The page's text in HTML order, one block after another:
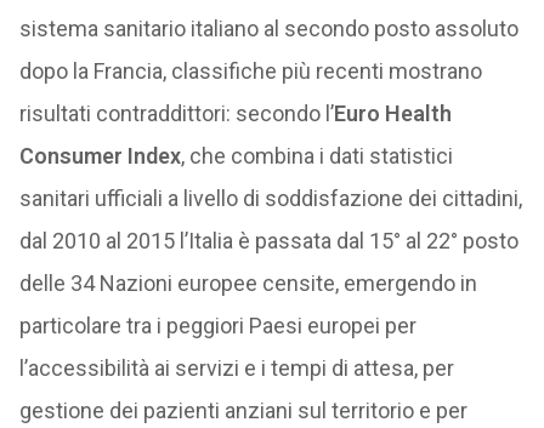
sistema sanitario italiano al secondo posto assoluto
dopo la Francia, classifiche più recenti mostrano
risultati contraddittori: secondo l’Euro Health
Consumer Index, che combina i dati statistici
sanitari ufficiali a livello di soddisfazione dei cittadini,
dal 2010 al 2015 l’Italia è passata dal 15° al 22° posto
delle 34 Nazioni europee censite, emergendo in
particolare tra i peggiori Paesi europei per
l’accessibilità ai servizi e i tempi di attesa, per
gestione dei pazienti anziani sul territorio e per